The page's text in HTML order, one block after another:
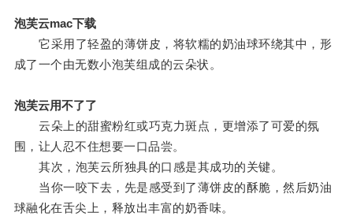
泡芙云mac下载
它采用了轻盈的薄饼皮，将软糯的奶油球环绕其中，形
成了一个由无数小泡芙组成的云朵状。
泡芙云用不了了
云朵上的甜蜜粉红或巧克力斑点，更增添了可爱的氛
围，让人忍不住想要一口品尝。
其次，泡芙云所独具的口感是其成功的关键。
当你一咬下去，先是感受到了薄饼皮的酥脆，然后奶油
球融化在舌尖上，释放出丰富的奶香味。